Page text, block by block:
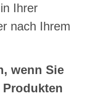
Ihrer
nach Ihrem
wenn Sie